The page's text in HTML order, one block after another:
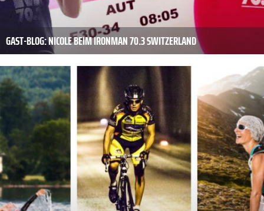
GAST-BLOG: NICOLE BEIM IRONMAN 70.3 SWITZERLAND